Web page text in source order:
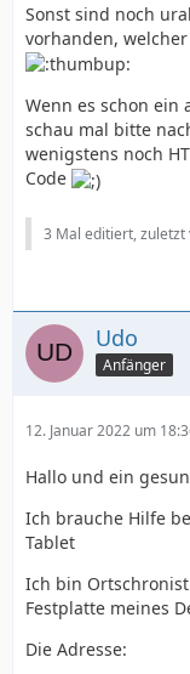
Sonst sind noch
vorhanden,
Wenn es schon ein
schau mal bitte
wenigstens noch
Code
3 Mal editiert, zuletzt
Udo
Anfänger
12. Januar 2022 um
Hallo und ein
Ich brauche Hilfe
Tablet
Ich bin
Festplatte meines
Die Adresse: